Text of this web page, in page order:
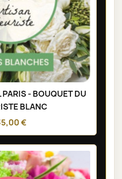
- BOUQUET DU
BLANC
€